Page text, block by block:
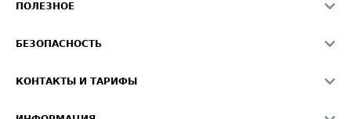
ПОЛЕЗНОЕ
Звезды ATI.SU на вашем сайте
БЕЗОПАСНОСТЬ
Светофор+
КОНТАКТЫ И ТАРИФЫ